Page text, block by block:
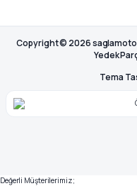
Copyright © 2026
Yedek
Tema
Değerli Müşterilerimiz;